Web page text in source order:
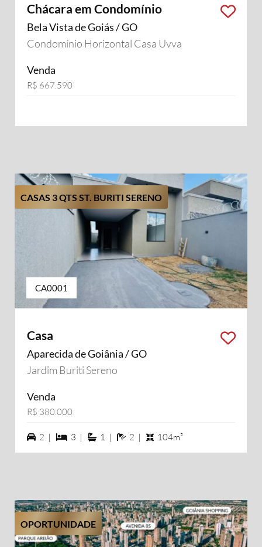
Chácara em Condomínio
Bela Vista de Goiás / GO
Condomínio Horizontal Casa Uvva
Venda
R$ 667.590
CASAS 3 QTS ST. BURITI SERENO
CA0001
Casa
Aparecida de Goiânia / GO
Jardim Buriti Sereno
Venda
R$ 380.000
2 vagas na garagem
2 | 3 dormiórios
3 | 1 suítes
1 | 2 banheiros
2 | 104m²
OPORTUNIDADE